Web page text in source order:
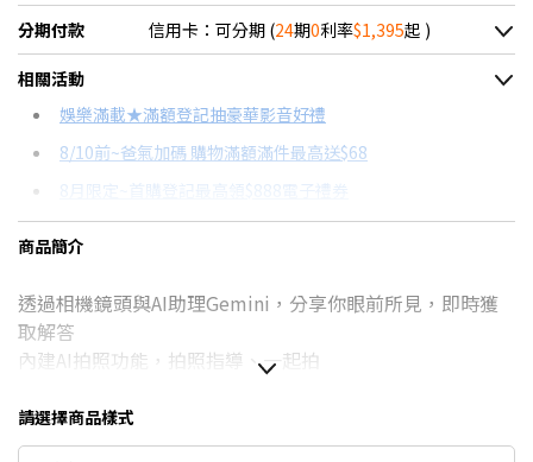
分期付款 信用卡：可分期 (24期0利率$1,395起 )
＊實際可分期數、適用利率，請以購物車顯示為主
信用卡分期
分期數
6期 0利率
12期 0利率
18期 0利率
6期
每期金額
$2,790
$1,860
$5,972
配合銀行/業者
7家銀行/業者
18家銀行/業者
相關活動
娛樂滿載★滿額登記抽豪華影音好禮
8/10前~爸氣加碼 購物滿額滿件最高送$68
8月限定~首購登記最高領$888電子禮券
台灣大哥大Open Possible聯名卡滿額最高回饋25%
★舊機回收★限量加碼10%回饋
更多信用卡分期0利率滿額享回饋
AI手機有哪些？→點我看達人教你買
商品簡介
透過相機鏡頭與AI助理Gemini，分享你眼前所見，即時獲
取解答
內建AI拍照功能，拍照指導、一起拍
7年的作業系統更新、Pixel Drop最新功能推送
電池續航力長達24小時，IP68抗水防護等級
請選擇商品樣式